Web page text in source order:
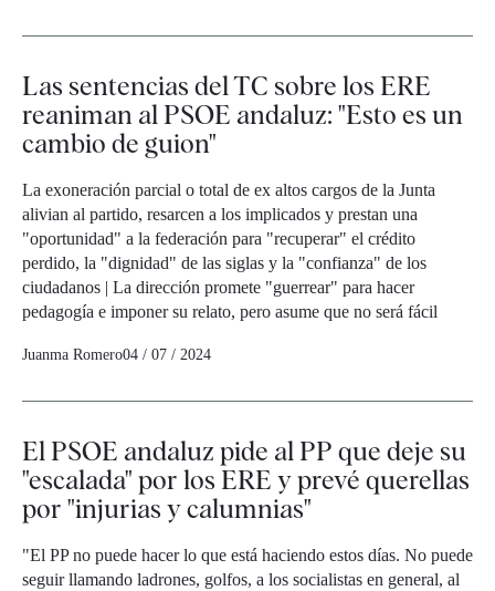
Las sentencias del TC sobre los ERE
reaniman al PSOE andaluz: "Esto es un
cambio de guion"
La exoneración parcial o total de ex altos cargos de la Junta
alivian al partido, resarcen a los implicados y prestan una
"oportunidad" a la federación para "recuperar" el crédito
perdido, la "dignidad" de las siglas y la "confianza" de los
ciudadanos | La dirección promete "guerrear" para hacer
pedagogía e imponer su relato, pero asume que no será fácil
Juanma Romero04 / 07 / 2024
El PSOE andaluz pide al PP que deje su
"escalada" por los ERE y prevé querellas
por "injurias y calumnias"
"El PP no puede hacer lo que está haciendo estos días. No puede
seguir llamando ladrones, golfos, a los socialistas en general, al